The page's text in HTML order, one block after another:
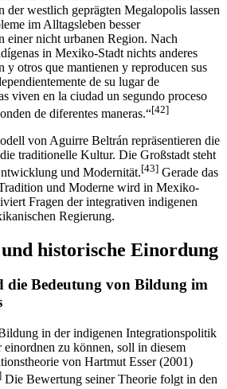
die hohe Anzahl von verschiedenen
westlich geprägten Megalopolis lassen
im Alltagsleben besser
einer nicht urbanen Region. Nach
in Mexiko-Stadt nichts anderes
y otros que mantienen y reproducen sus
de su lugar de
viven en la ciudad un segundo proceso
von Aguirre Beltrán repräsentieren die
traditionelle Kultur. Die Großstadt steht
und Modernität. [43]Gerade das
und Moderne wird in Mexiko-
Fragen der integrativen indigenen
und historische Einordung
Bedeutung von Bildung im
in der indigenen Integrationspolitik
zu können, soll in diesem
von Hartmut Esser (2001)